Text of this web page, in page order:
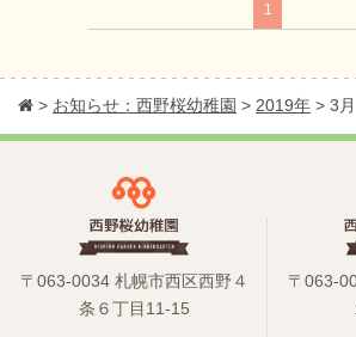
1
> お知らせ：西野桜幼稚園 > 2019年 > 3月
〒063-0034 札幌市西区西野４
条６丁目11-15
〒063-